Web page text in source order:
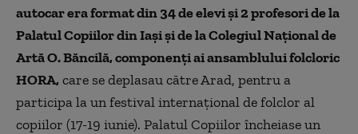
autocar era format din 34 de elevi şi 2 profesori de la
Palatul Copiilor din Iaşi şi de la Colegiul Naţional de
Artă O. Băncilă, componenţi ai ansamblului folcloric
HORA,care se deplasau către Arad, pentru a
participa la un festival internaţional de folclor al
copiilor (17-19 iunie). Palatul Copiilor încheiase un